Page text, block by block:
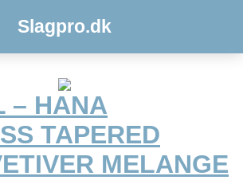
Slagpro.dk
– HANA
TAPERED
MELANGE